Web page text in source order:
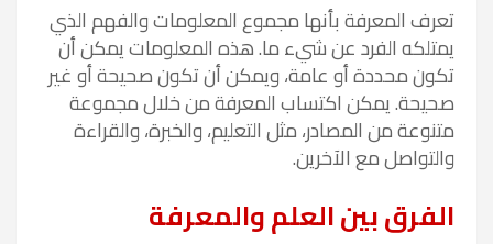
تعرف المعرفة بأنها مجموع المعلومات والفهم الذي
يمتلكه الفرد عن شيء ما. هذه المعلومات يمكن أن
تكون محددة أو عامة، ويمكن أن تكون صحيحة أو غير
صحيحة. يمكن اكتساب المعرفة من خلال مجموعة
متنوعة من المصادر، مثل التعليم، والخبرة، والقراءة
والتواصل مع الآخرين.
الفرق بين العلم والمعرفة